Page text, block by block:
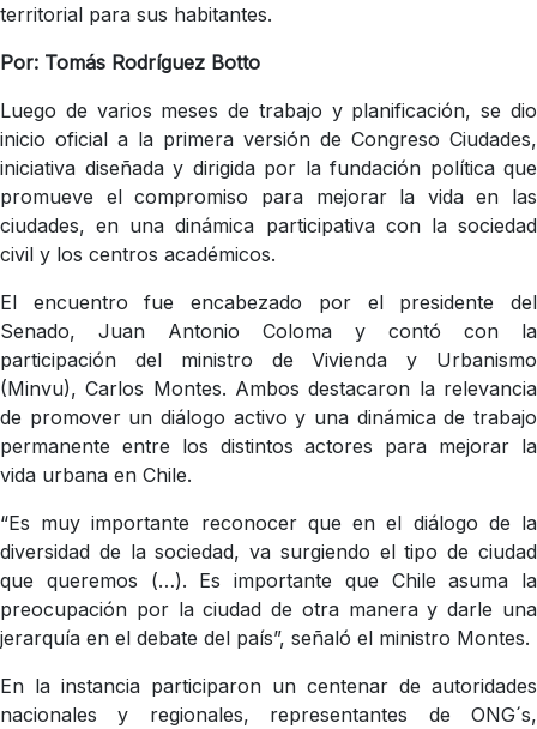
territorial para sus habitantes.
Por: Tomás Rodríguez Botto
Luego de varios meses de trabajo y planificación, se dio
inicio oficial a la primera versión de Congreso Ciudades,
iniciativa diseñada y dirigida por la fundación política que
promueve el compromiso para mejorar la vida en las
ciudades, en una dinámica participativa con la sociedad
civil y los centros académicos.
El encuentro fue encabezado por el presidente del
Senado, Juan Antonio Coloma y contó con la
participación del ministro de Vivienda y Urbanismo
(Minvu), Carlos Montes. Ambos destacaron la relevancia
de promover un diálogo activo y una dinámica de trabajo
permanente entre los distintos actores para mejorar la
vida urbana en Chile.
“Es muy importante reconocer que en el diálogo de la
diversidad de la sociedad, va surgiendo el tipo de ciudad
que queremos (…). Es importante que Chile asuma la
preocupación por la ciudad de otra manera y darle una
jerarquía en el debate del país”, señaló el ministro Montes.
En la instancia participaron un centenar de autoridades
nacionales y regionales, representantes de ONG´s,